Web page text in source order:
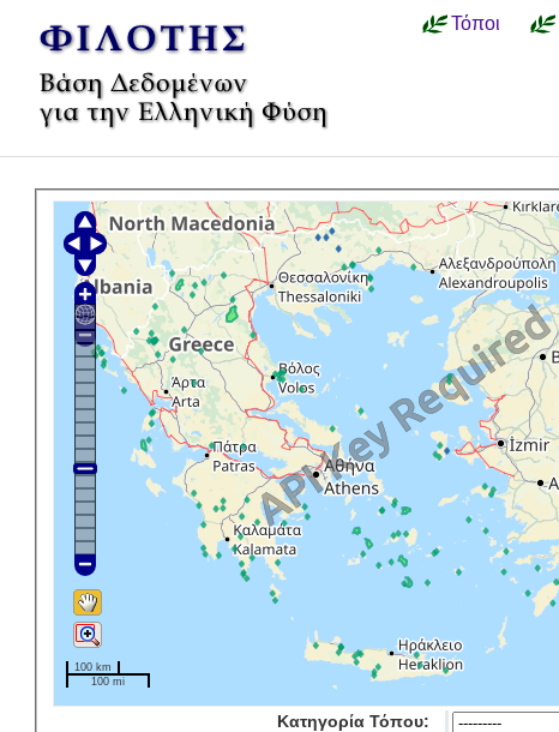
Τόποι
100 km
100 mi
Κατηγορία Τόπου: